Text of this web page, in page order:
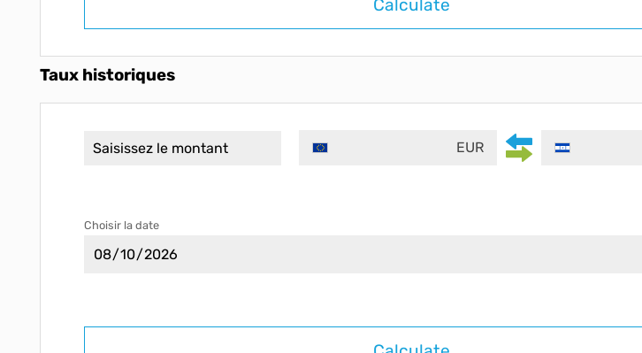
Calculate
Taux historiques
EUR
Choisir la date